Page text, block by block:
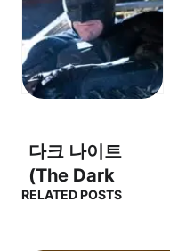
Assignment:
Earth OST – 지
구 배정
(Assignment:
다크 나이트
(The Dark
Knight) OST –
RELATED POSTS